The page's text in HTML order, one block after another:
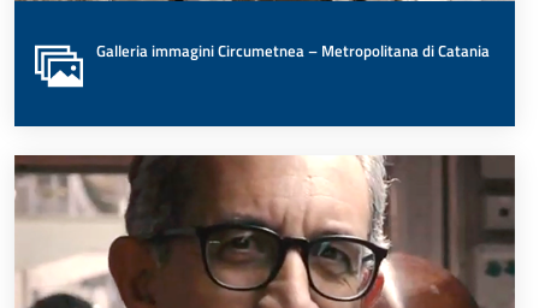
Galleria immagini Circumetnea – Metropolitana di Catania